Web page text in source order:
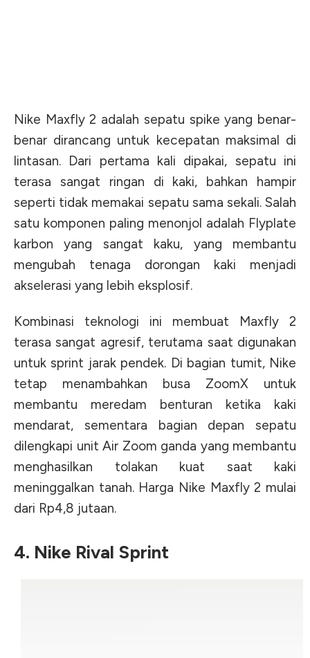
Nike Maxfly 2 adalah sepatu spike yang benar-
benar dirancang untuk kecepatan maksimal di
lintasan. Dari pertama kali dipakai, sepatu ini
terasa sangat ringan di kaki, bahkan hampir
seperti tidak memakai sepatu sama sekali. Salah
satu komponen paling menonjol adalah Flyplate
karbon yang sangat kaku, yang membantu
mengubah tenaga dorongan kaki menjadi
akselerasi yang lebih eksplosif.
Kombinasi teknologi ini membuat Maxfly 2
terasa sangat agresif, terutama saat digunakan
untuk sprint jarak pendek. Di bagian tumit, Nike
tetap menambahkan busa ZoomX untuk
membantu meredam benturan ketika kaki
mendarat, sementara bagian depan sepatu
dilengkapi unit Air Zoom ganda yang membantu
menghasilkan tolakan kuat saat kaki
meninggalkan tanah. Harga Nike Maxfly 2 mulai
dari Rp4,8 jutaan.
4. Nike Rival Sprint